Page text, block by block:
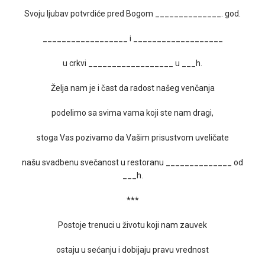
Svoju ljubav potvrdiće pred Bogom ______________. god.
__________________ i ___________________
u crkvi __________________ u ___h.
Želja nam je i čast da radost našeg venčanja
podelimo sa svima vama koji ste nam dragi,
stoga Vas pozivamo da Vašim prisustvom uveličate
našu svadbenu svečanost u restoranu ______________ od
___h.
***
Postoje trenuci u životu koji nam zauvek
ostaju u sećanju i dobijaju pravu vrednost